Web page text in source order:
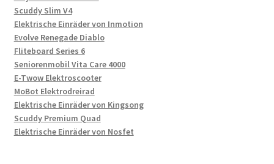
Scuddy Slim V4
Elektrische Einräder von Inmotion
Evolve Renegade Diablo
Fliteboard Series 6
Seniorenmobil Vita Care 4000
E-Twow Elektroscooter
MoBot Elektrodreirad
Elektrische Einräder von Kingsong
Scuddy Premium Quad
Elektrische Einräder von Nosfet